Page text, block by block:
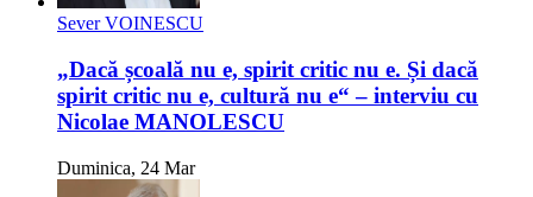
Sever VOINESCU
„Dacă școală nu e, spirit critic nu e. Și dacă
spirit critic nu e, cultură nu e“ – interviu cu
Nicolae MANOLESCU
Duminica, 24 Mar